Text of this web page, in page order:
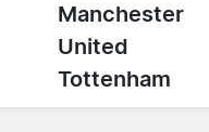
Manchester
United
Tottenham